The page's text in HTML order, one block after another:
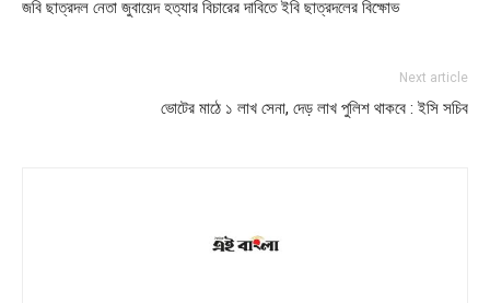
জবি ছাত্রদল নেতা জুবায়েদ হত্যার বিচারের দাবিতে ইবি ছাত্রদলের বিক্ষোভ
Next article
ভোটের মাঠে ১ লাখ সেনা, দেড় লাখ পুলিশ থাকবে : ইসি সচিব